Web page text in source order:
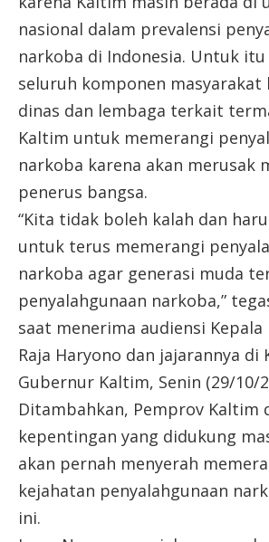
nasional dalam prevalensi
narkoba di Indonesia. Untuk
seluruh komponen masyarakat
dinas dan lembaga terkait
Kaltim untuk memerangi
narkoba karena akan merusak
penerus bangsa.
“Kita tidak boleh kalah dan
untuk terus memerangi
narkoba agar generasi muda
penyalahgunaan narkoba,”
saat menerima audiensi Kepala
Raja Haryono dan jajarannya di
Gubernur Kaltim, Senin (29/10/
Ditambahkan, Pemprov Kaltim
kepentingan yang didukung
akan pernah menyerah
kejahatan penyalahgunaan
ini.